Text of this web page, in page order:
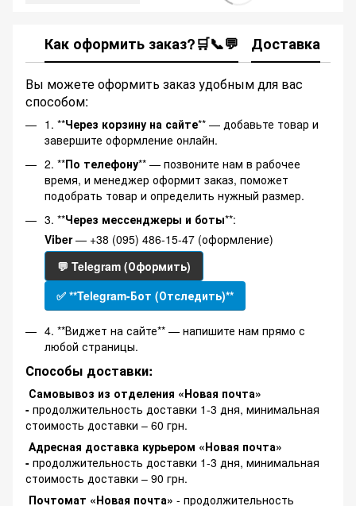
Как оформить заказ?🛒📞💬 Доставка
Вы можете оформить заказ удобным для вас
способом:
1. **Через корзину на сайте** — добавьте товар и
завершите оформление онлайн.
2. **По телефону** — позвоните нам в рабочее
время, и менеджер оформит заказ, поможет
подобрать товар и определить нужный размер.
3. **Через мессенджеры и боты**:
Viber— +38 (095) 486-15-47 (оформление)
💬 Telegram (Оформить)
✅ **Telegram-Бот (Отследить)**
4. **Виджет на сайте** — напишите нам прямо с
любой страницы.
Способы доставки:
Самовывоз из отделения «Новая почта»
- продолжительность доставки 1-3 дня, минимальная
стоимость доставки – 60 грн.
Адресная доставка курьером «Новая почта»
- продолжительность доставки 1-3 дня, минимальная
стоимость доставки – 90 грн.
Почтомат «Новая почта» - продолжительность